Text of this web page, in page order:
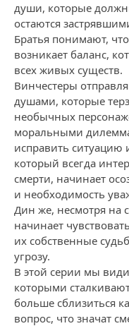
души, которые
остаются
Братья понимают,
возникает баланс,
всех живых существ.
Винчестеры
душами, которые
необычных
моральными
исправить ситуацию
который всегда
смерти, начинает
и необходимость
Дин же, несмотря на
начинает
их собственные
угрозу.
В этой серии мы
которыми
больше сблизиться
вопрос, что значат